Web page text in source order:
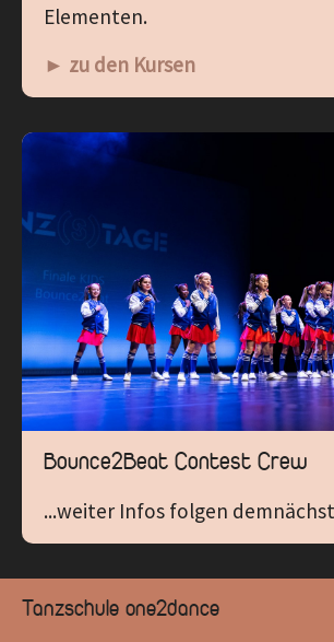
Elementen.
► zu den Kursen
Bounce2Beat Contest Crew
...weiter Infos folgen
Tanzschule one2dance